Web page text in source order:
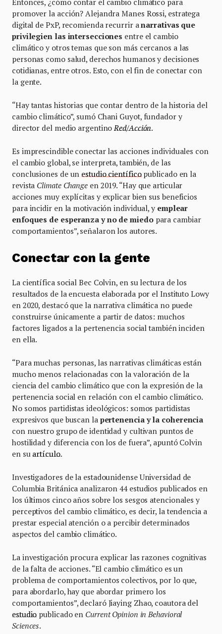
Entonces, ¿cómo contar el cambio climático para
promover la acción? Alejandra Manes Rossi, estratega
digital de PxP, recomienda recurrir anarrativas que
privilegien las intersecciones entre el cambio
climático y otros temas que son más cercanos a las
personas como salud, derechos humanos y decisiones
cotidianas, entre otros. Esto, con el fin de conectar con
la gente.
“Hay tantas historias que contar dentro de la historia del
cambio climático”, sumó Chani Guyot, fundador y
director del medio argentinoRed/Acción.
Es imprescindible conectar las acciones individuales con
el cambio global, se interpreta, también, de las
conclusiones de unestudio científicopublicado en la
revista Climate Changeen 2019. “Hay que articular
acciones muy explícitas y explicar bien sus beneficios
para incidir en la motivación individual, y emplear
enfoques de esperanza y no de miedopara cambiar
comportamientos”, señalaron los autores.
Conectar con la gente
La científica social Bec Colvin, en su lectura de los
resultados de la encuesta elaborada por el Instituto Lowy
en 2020, destacó que la narrativa climática no puede
construirse únicamente a partir de datos: muchos
factores ligados a la pertenencia social también inciden
en ella.
“Para muchas personas, las narrativas climáticas están
mucho menos relacionadas con la valoración de la
ciencia del cambio climático que con la expresión de la
pertenencia social en relación con el cambio climático.
No somos partidistas ideológicos: somos partidistas
expresivos que buscan la pertenencia y la coherencia
con nuestro grupo de identidad y cultivan puntos de
hostilidad y diferencia con los de fuera”, apuntó Colvin
en suartículo.
Investigadores de la estadounidense Universidad de
Columbia Británica analizaron 44 estudios publicados en
los últimos cinco años sobre los sesgos atencionales y
perceptivos del cambio climático, es decir, la tendencia a
prestar especial atención o a percibir determinados
aspectos del cambio climático.
La investigación procura explicar las razones cognitivas
de la falta de acciones. “El cambio climático es un
problema de comportamientos colectivos, por lo que,
para abordarlo, hay que abordar primero los
comportamientos”, declaró Jiaying Zhao, coautora del
estudio publicado en Current Opinion in Behavioral
Sciences.